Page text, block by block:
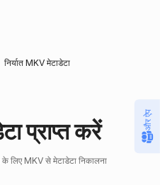
निर्यात MKV मेटाडेटा
प्राप्त करें
लिए MKV से मेटाडेटा निकालना
और ऐप